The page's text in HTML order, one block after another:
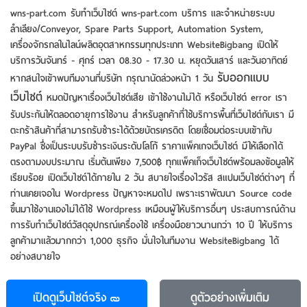
รับประกันให้ตลอดอายุการใช้งาน สำหรับลูกค้าที่ใช้บริการพื้นที่เว็บไซต์กับเรา มี
ตะกร้าสินค้าที่สามารถรับชำระได้ด้วยบัตรเครดิต โดยเชื่อมต่อระบบเข้ากับ
PayPal ซึ่งเป็นระบบรับชำระเงินระดับโลโก้ ราคาแพ็คเกจเว็บไซต์ มีให้เลือกได้
ตรงตามงบประมาณ เริ่มต้นเพียง 7,500฿ ทุกแพ็คเก็จเว็บไซต์พร้อมลงข้อมูลให้
เรียบร้อย เปิดเว็บไซต์ได้ภายใน 2 วัน สบายใจเรื่องไวรัส สแปมเว็บไซต์ต่างๆ ที่
ท่านเคยเจอใน Wordpress ปัญหาจะหมดไป เพราะเราพัฒนา Source code
ขึ้นมาใช้งานเองไม่ได้ใช้ Wordpress เหมือนผู้ให้บริการอื่นๆ ประสบการณ์ด้าน
การรับทําเว็บไซต์วัสดุอุปกรณ์เครื่องใช้ เครื่องมือยาวนานกว่า 10 ปี ให้บริการ
ลูกค้ามาแล้วมากกว่า 1,000 ธุรกิจ มั่นใจในทีมงาน WebsiteBigbang ได้
อย่างสบายใจ
เปิดดูเว็บไซต์จริง ดูตัวอย่าง เพิ่มเติม
รับทําเว็บไซต์บางส่วนของเรา